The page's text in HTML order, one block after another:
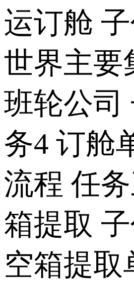
运订舱
世界主要
班轮公司
务4 订舱
流程 任
箱提取
空箱提取